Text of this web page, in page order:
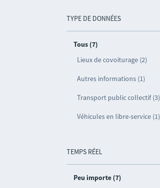
TYPE DE DONNÉES
Tous (7)
Lieux de covoiturage (2)
Autres informations (1)
Transport public collectif (3)
Véhicules en libre-service (1)
TEMPS RÉEL
Peu importe (7)